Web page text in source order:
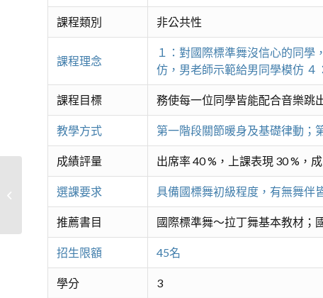
課程類別 非公共性
課程理念
１：對國際標準舞沒信心的同
仿，男老師示範給男同學模仿 ４
課程目標 務使每一位同學皆能配合音樂跳
教學方式 第一階段關節暖身及基礎律動；
成績評量 出席率 40 %，上課表現 30 %，
選課要求 具備國標舞初級程度，有無舞伴
推薦書目 國際標準舞～拉丁舞基本教材；
招生限額 45名
學分 3
②實用國際標準舞